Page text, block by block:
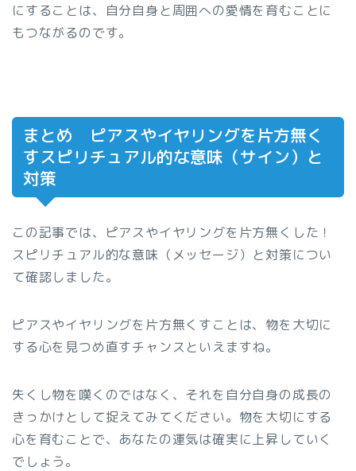
にすることは、自分自身と周囲への愛情を育むことに
もつながるのです。
まとめ ピアスやイヤリングを片方無く
すスピリチュアル的な意味（サイン）と
対策
この記事では、ピアスやイヤリングを片方無くした！
スピリチュアル的な意味（メッセージ）と対策につい
て確認しました。
ピアスやイヤリングを片方無くすことは、物を大切に
する心を見つめ直すチャンスといえますね。
失くし物を嘆くのではなく、それを自分自身の成長の
きっかけとして捉えてみてください。物を大切にする
心を育むことで、あなたの運気は確実に上昇していく
でしょう。